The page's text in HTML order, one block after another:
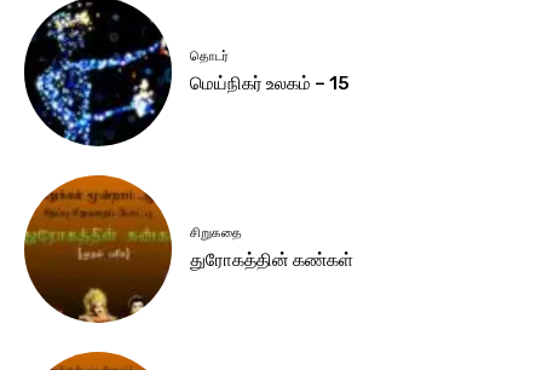
தொடர்
மெய்நிகர் உலகம் – 15
சிறுகதை
துரோகத்தின் கண்கள்